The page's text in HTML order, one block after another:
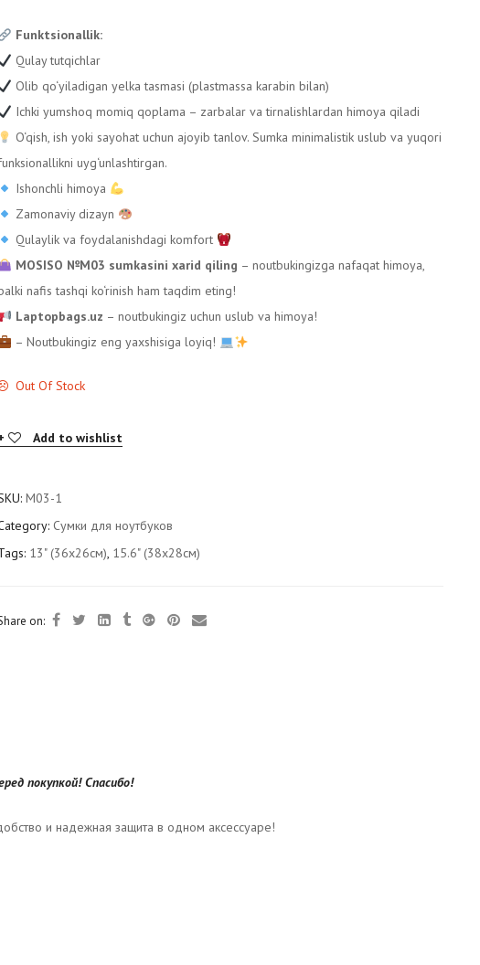
Funktsionallik:
Qulay tutqichlar
Olib qo‘yiladigan yelka tasmasi (plastmassa karabin bilan)
Ichki yumshoq momiq qoplama – zarbalar va tirnalishlardan himoya qiladi
O‘qish, ish yoki sayohat uchun ajoyib tanlov. Sumka minimalistik uslub va yuqori
uyg‘unlashtirgan.
Ishonchli himoya
Zamonaviy dizayn
Qulaylik va foydalanishdagi komfort
MOSISO №M03 sumkasini xarid qiling – noutbukingizga nafaqat himoya,
nafis tashqi ko‘rinish ham taqdim eting!
Laptopbags.uz – noutbukingiz uchun uslub va himoya!
– Noutbukingiz eng yaxshisiga loyiq!
Out Of Stock
Add to wishlist
M03-1
Сумки для ноутбуков
13" (36x26см), 15.6" (38x28см)
on:
покупкой! Спасибо!
и надежная защита в одном аксессуаре!